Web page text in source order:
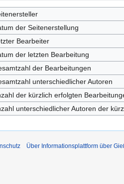
der Seitenerstellung
Bearbeiter
der letzten Bearbeitung
der Bearbeitungen
unterschiedlicher Autoren
der kürzlich erfolgten
unterschiedlicher Autoren der
Über Informationsplattform über